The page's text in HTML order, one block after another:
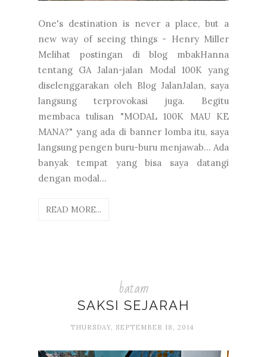
One's destination is never a place, but a
new way of seeing things - Henry Miller
Melihat postingan di blog mbakHanna
tentang GA Jalan-jalan Modal 100K yang
diselenggarakan oleh Blog JalanJalan, saya
langsung terprovokasi juga. Begitu
membaca tulisan "MODAL 100K MAU KE
MANA?" yang ada di banner lomba itu, saya
langsung pengen buru-buru menjawab... Ada
banyak tempat yang bisa saya datangi
dengan modal...
READ MORE...
batam
SAKSI SEJARAH
THURSDAY, SEPTEMBER 18, 2014